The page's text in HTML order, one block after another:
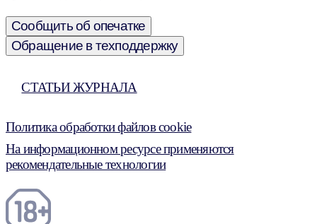
Сообщить об опечатке
Обращение в техподдержку
СТАТЬИ ЖУРНАЛА
Политика обработки файлов cookie
На информационном ресурсе применяются
рекомендательные технологии